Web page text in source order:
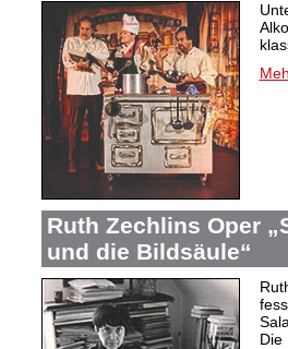
Ruth Zechlins Oper
und die Bildsäule“
Die